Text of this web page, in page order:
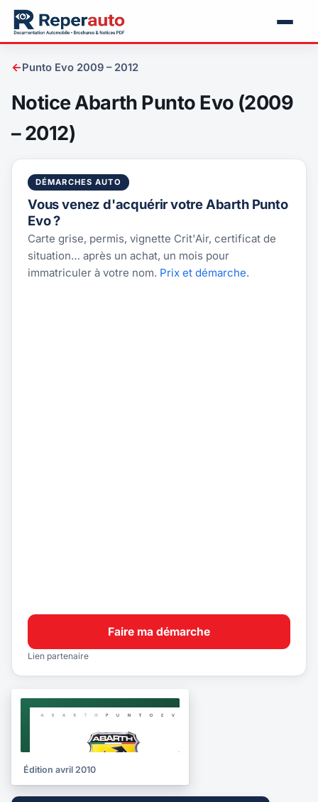
←Punto Evo 2009 – 2012
Notice Abarth Punto Evo (2009
– 2012)
DÉMARCHES AUTO
Vous venez d'acquérir votre Abarth Punto
Evo ?
Carte grise, permis, vignette Crit'Air, certificat de
situation… après un achat, un mois pour
immatriculer à votre nom. Prix et démarche.
Faire ma démarche
Lien partenaire
NOTICE
2010
Édition avril 2010